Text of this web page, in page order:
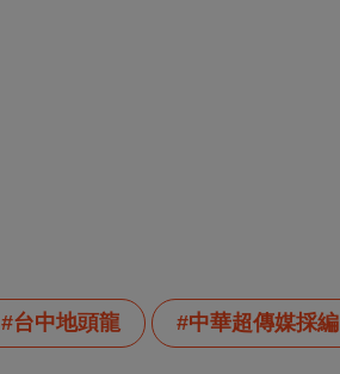
#台中地頭龍 #中華超傳媒採編